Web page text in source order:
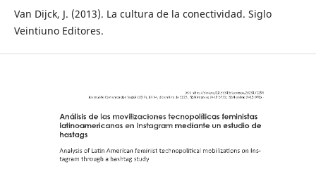
Van Dijck, J. (2013). La cultura de la conectividad. Siglo
Veintiuno Editores.